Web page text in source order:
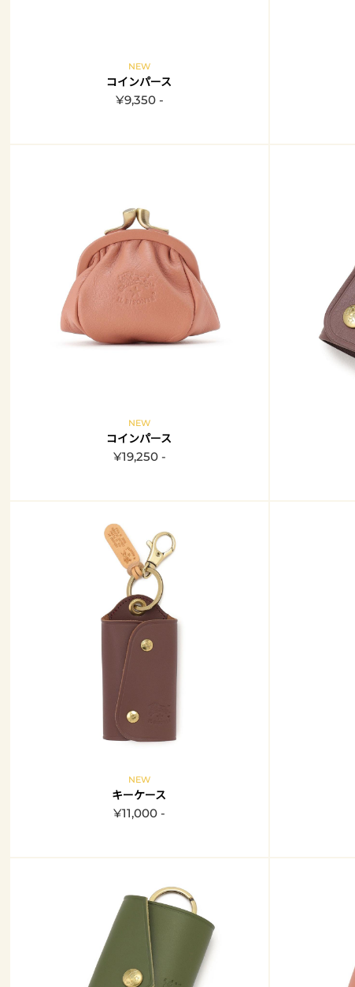
NEW
コインパース
¥9,350 -
NEW
コインパース
¥19,250 -
NEW
キーケース
¥11,000 -